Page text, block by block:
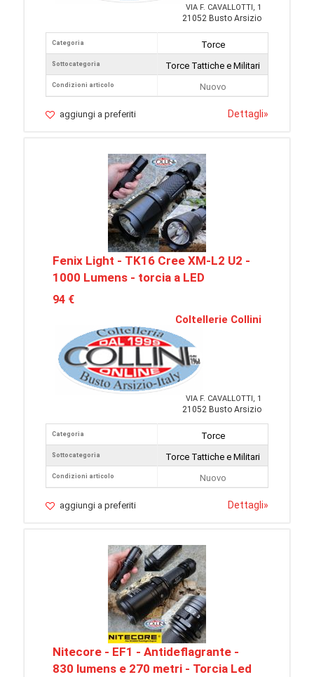
VIA F. CAVALLOTTI, 1
21052 Busto Arsizio
Categoria
Sottocategoria
Condizioni articolo
Torce
Torce Tattiche e Militari
Nuovo
aggiungi a preferiti Dettagli»
Fenix Light - TK16 Cree XM-L2 U2 -
1000 Lumens - torcia a LED
94 €
Coltellerie Collini
VIA F. CAVALLOTTI, 1
21052 Busto Arsizio
Categoria
Sottocategoria
Condizioni articolo
Torce
Torce Tattiche e Militari
Nuovo
aggiungi a preferiti Dettagli»
Nitecore - EF1 - Antideflagrante -
830 lumens e 270 metri - Torcia Led